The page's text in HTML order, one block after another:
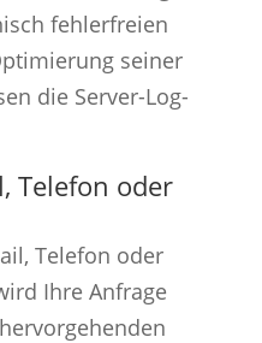
fehlerfreien
seiner
die Server-Log-
Telefon oder
Telefon oder
Ihre Anfrage